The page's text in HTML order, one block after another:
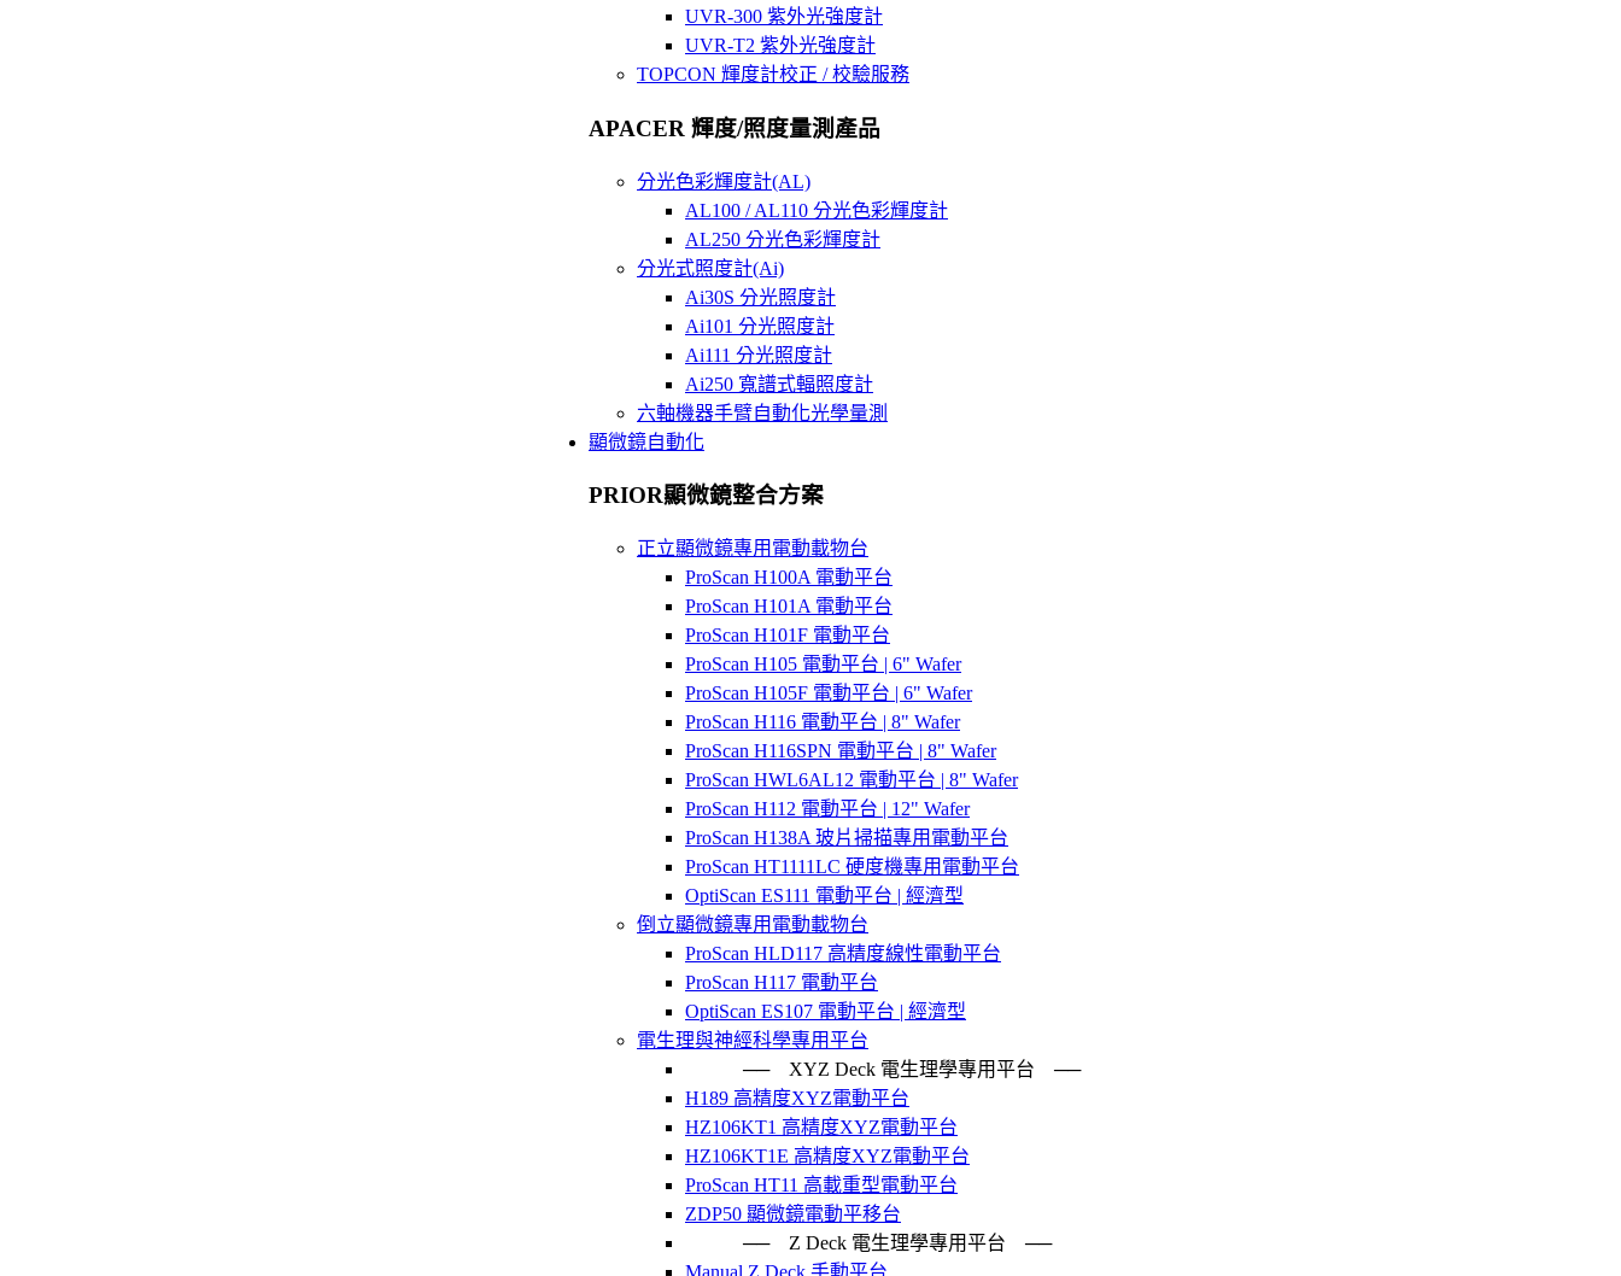
UVR-300 紫外光強度計
UVR-T2 紫外光強度計
TOPCON 輝度計校正 / 校驗服務
APACER 輝度/照度量測產品
分光色彩輝度計(AL)
AL100 / AL110 分光色彩輝度計
AL250 分光色彩輝度計
分光式照度計(Ai)
Ai30S 分光照度計
Ai101 分光照度計
Ai111 分光照度計
Ai250 寬譜式輻照度計
六軸機器手臂自動化光學量測
顯微鏡自動化
PRIOR顯微鏡整合方案
正立顯微鏡專用電動載物台
ProScan H100A 電動平台
ProScan H101A 電動平台
ProScan H101F 電動平台
ProScan H105 電動平台 | 6" Wafer
ProScan H105F 電動平台 | 6" Wafer
ProScan H116 電動平台 | 8" Wafer
ProScan H116SPN 電動平台 | 8" Wafer
ProScan HWL6AL12 電動平台 | 8" Wafer
ProScan H112 電動平台 | 12" Wafer
ProScan H138A 玻片掃描專用電動平台
ProScan HT1111LC 硬度機專用電動平台
OptiScan ES111 電動平台 | 經濟型
倒立顯微鏡專用電動載物台
ProScan HLD117 高精度線性電動平台
ProScan H117 電動平台
OptiScan ES107 電動平台 | 經濟型
電生理與神經科學專用平台
── XYZ Deck 電生理學專用平台 ──
H189 高精度XYZ電動平台
HZ106KT1 高精度XYZ電動平台
HZ106KT1E 高精度XYZ電動平台
ProScan HT11 高載重型電動平台
ZDP50 顯微鏡電動平移台
── Z Deck 電生理學專用平台 ──